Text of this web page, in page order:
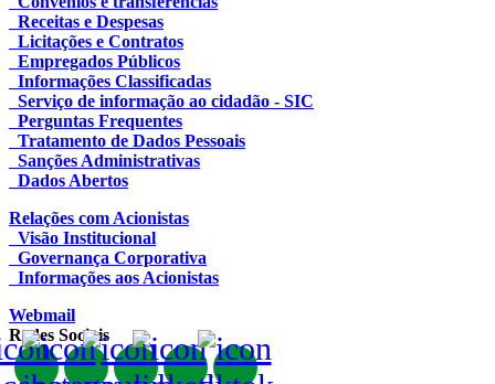
Receitas e Despesas
Licitações e Contratos
Empregados Públicos
Informações Classificadas
Serviço de informação ao cidadão - SIC
Perguntas Frequentes
Tratamento de Dados Pessoais
Sanções Administrativas
Dados Abertos
Relações com Acionistas
Visão Institucional
Governança Corporativa
Informações aos Acionistas
Webmail
Redes Sociais